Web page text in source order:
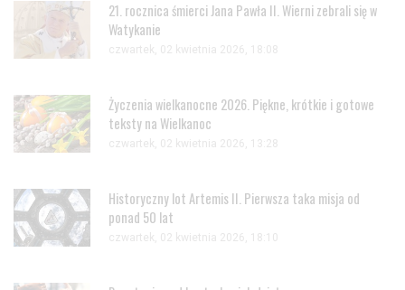
21. rocznica śmierci Jana Pawła II. Wierni zebrali się w
Watykanie
czwartek, 02 kwietnia 2026, 18:08
Życzenia wielkanocne 2026. Piękne, krótkie i gotowe
teksty na Wielkanoc
czwartek, 02 kwietnia 2026, 13:28
Historyczny lot Artemis II. Pierwsza taka misja od
ponad 50 lat
czwartek, 02 kwietnia 2026, 18:10